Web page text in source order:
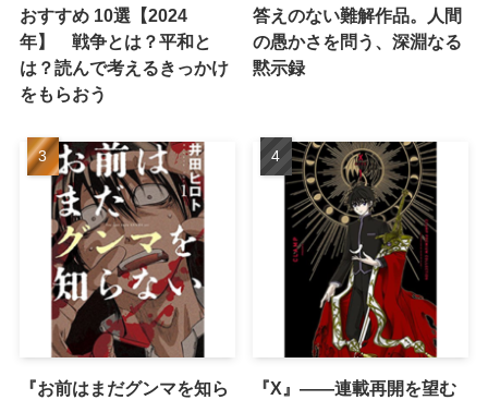
おすすめ 10選【2024
年】 戦争とは？平和と
は？読んで考えるきっかけ
をもらおう
答えのない難解作品。人間
の愚かさを問う、深淵なる
黙示録
『お前はまだグンマを知ら
『X』——連載再開を望む